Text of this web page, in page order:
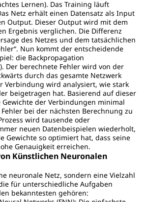
Lernen). Das Training läuft
Netz erhält einen Datensatz als Input
Output. Dieser Output wird mit dem
Ergebnis verglichen. Die Differenz
des Netzes und dem tatsächlichen
Nun kommt der entscheidende
die Backpropagation
Der berechnete Fehler wird von der
durch das gesamte Netzwerk
Verbindung wird analysiert, wie stark
beigetragen hat. Basierend auf dieser
Gewichte der Verbindungen minimal
bei der nächsten Berechnung zu
wird tausende oder
neuen Datenbeispielen wiederholt,
Gewichte so optimiert hat, dass seine
Genauigkeit erreichen.
Künstlichen Neuronalen
neuronale Netz, sondern eine Vielzahl
für unterschiedliche Aufgaben
bekanntesten gehören: